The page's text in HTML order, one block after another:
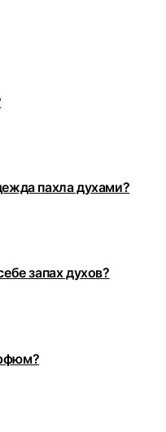
пахла духами?
запах духов?